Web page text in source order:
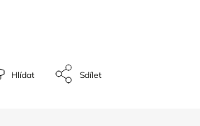
Hlídat Sdílet